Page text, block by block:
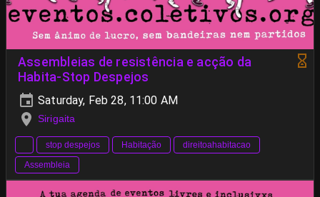
Assembleias de resistência e acção da
Habita-Stop Despejos
Saturday, Feb 28, 11:00 AM
Sirigaita
stop despejos Habitação
direitoahabitacao
Assembleia